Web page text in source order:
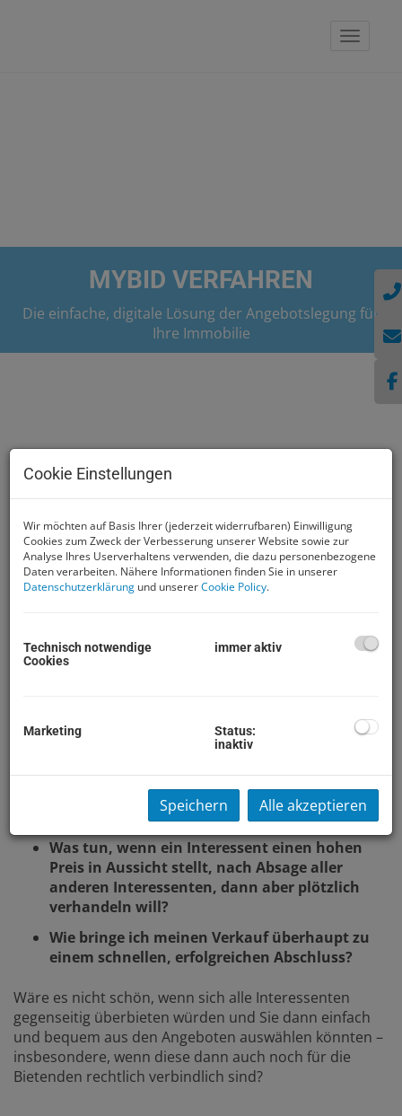
MYBID VERFAHREN
Die einfache, digitale Lösung der Angebotslegung für
Ihre Immobilie
Sie möchten Ihre Immobilie
verkaufen und haben
bereits eine große Anzahl
an potenziellen
Gerade, wenn sich viele für Ihre Immobilie
interessieren, fällt es nicht immer leicht den Überblick
Wer stellt das beste Angebot, kommt
vielleicht noch ein Besseres?
Welcher Interessent will und kann auch
wirklich kaufen? Oder werde ich von
manchen nur hingehalten?
Was tun, wenn ein Interessent einen hohen
Preis in Aussicht stellt, nach Absage aller
anderen Interessenten, dann aber plötzlich
verhandeln will?
Wie bringe ich meinen Verkauf überhaupt zu
einem schnellen, erfolgreichen Abschluss?
Wäre es nicht schön, wenn sich alle Interessenten
gegenseitig überbieten würden und Sie dann einfach
und bequem aus den Angeboten auswählen könnten –
insbesondere, wenn diese dann auch noch für die
Bietenden rechtlich verbindlich sind?
Cookie Einstellungen
Wir möchten auf Basis Ihrer (jederzeit widerrufbaren) Einwilligung
Cookies zum Zweck der Verbesserung unserer Website sowie zur
Analyse Ihres Userverhaltens verwenden, die dazu personenbezogene
Daten verarbeiten. Nähere Informationen finden Sie in unserer
Datenschutzerklärung und unsererCookie Policy.
Technisch notwendige
Cookies
immer aktiv
Marketing
Status:
inaktiv
Speichern Alle akzeptieren